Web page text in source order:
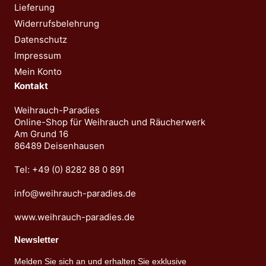
Lieferung
Widerrufsbelehrung
Datenschutz
Impressum
Mein Konto
Kontakt
Weihrauch-Paradies
Online-Shop für Weihrauch und Räucherwerk
Am Grund 16
86489 Deisenhausen
Tel: +49 (0) 8282 88 0 891
info@weihrauch-paradies.de
www.weihrauch-paradies.de
Newsletter
Melden Sie sich an und erhalten Sie exklusive